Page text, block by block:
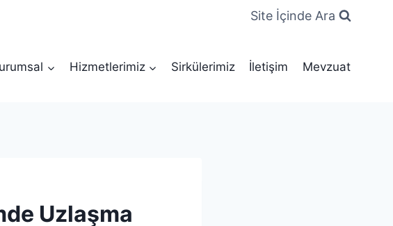
Site İçinde Ara
Hizmetlerimiz Sirkülerimiz İletişim Mevzuat
Uzlaşma